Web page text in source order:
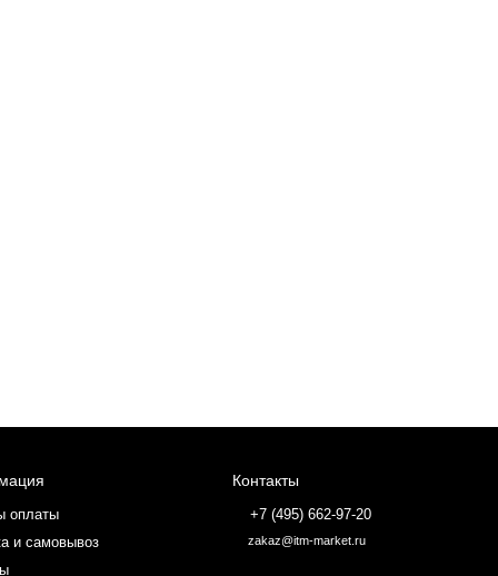
оплаты
и самовывоз
Контакты
+7 (495) 662-97-20
zakaz@itm-market.ru